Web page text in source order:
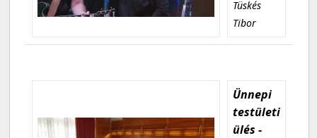
Tüskés
Tibor
Ünnepi
testületi
ülés -